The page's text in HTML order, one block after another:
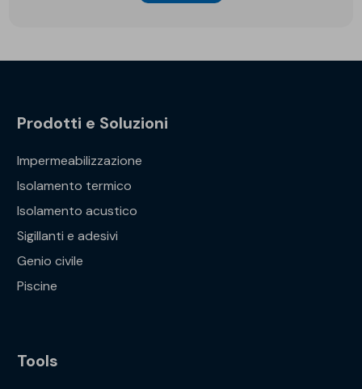
Prodotti e Soluzioni
Impermeabilizzazione
Isolamento termico
Isolamento acustico
Sigillanti e adesivi
Genio civile
Piscine
Tools